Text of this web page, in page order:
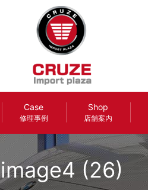
Case
修理事例
Shop
店舗案内
image4 (26)